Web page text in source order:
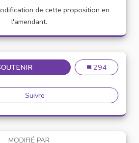
de cette proposition en
l'amendant.
MISE EN PLACE DEMise en place
294
Suivre Mise en place de référents
MODIFIÉ PAR